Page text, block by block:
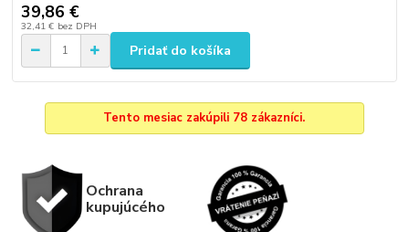
39,86 €
32,41 € bez DPH
Pridať do košíka
Tento mesiac zakúpili 78 zákazníci.
Ochrana
kupujúcého